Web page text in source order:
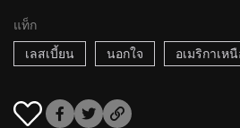
แท็ก
เลสเบี้ยน
นอกใจ อเมริกาเห